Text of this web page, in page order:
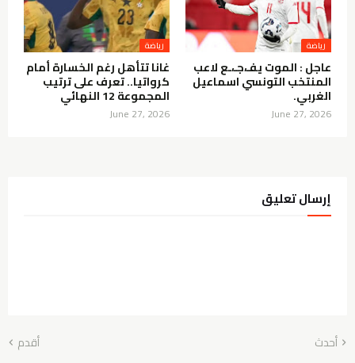
رياضة
عاجل : الموت يفـ،جـ،ـع لاعب
المنتخب التونسي اسماعيل
الغربي.
June 27, 2026
رياضة
غانا تتأهل رغم الخسارة أمام
كرواتيا.. تعرف على ترتيب
المجموعة 12 النهائي
June 27, 2026
إرسال تعليق
أحدث أقدم